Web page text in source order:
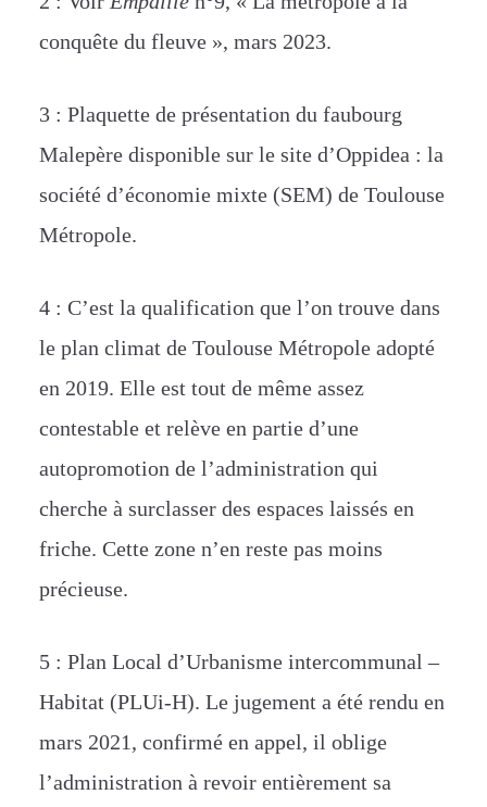
conquête du fleuve », mars 2023.
3 : Plaquette de présentation du faubourg
Malepère disponible sur le site d’Oppidea : la
société d’économie mixte (SEM) de Toulouse
Métropole.
4 : C’est la qualification que l’on trouve dans
le plan climat de Toulouse Métropole adopté
en 2019. Elle est tout de même assez
contestable et relève en partie d’une
autopromotion de l’administration qui
cherche à surclasser des espaces laissés en
friche. Cette zone n’en reste pas moins
précieuse.
5 : Plan Local d’Urbanisme intercommunal –
Habitat (PLUi-H). Le jugement a été rendu en
mars 2021, confirmé en appel, il oblige
l’administration à revoir entièrement sa